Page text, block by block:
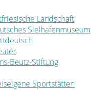
Landschaft
Sielhafenmuseum
Beutz-Stiftung
Sportstätten